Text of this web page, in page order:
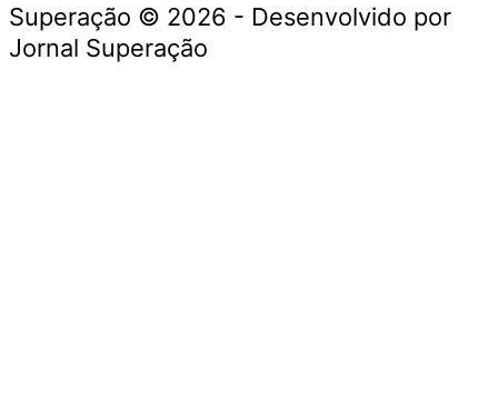
Superação © 2026 - Desenvolvido por
Jornal Superação